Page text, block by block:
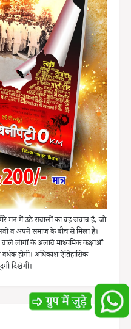
मन में उठे सवालों का वह जवाब है, जो
व अपने समाज के बीच से मिला है।
वाले लोगों के अलावे माध्यमिक कक्षाओं
होगी। अधिकांश ऐतिहासिक
दिखेगी।